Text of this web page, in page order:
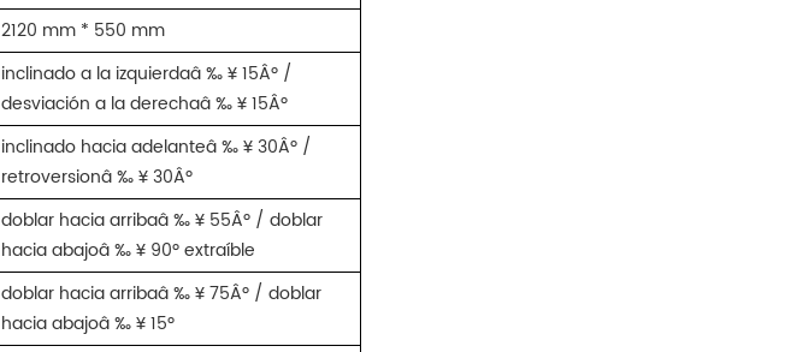
2120 mm * 550 mm
inclinado a la izquierdaâ ‰ ¥ 15Âº /
desviación a la derechaâ ‰ ¥ 15Âº
inclinado hacia adelanteâ ‰ ¥ 30Âº /
retroversionâ ‰ ¥ 30Âº
doblar hacia arribaâ ‰ ¥ 55Âº / doblar
hacia abajoâ ‰ ¥ 90º extraíble
doblar hacia arribaâ ‰ ¥ 75Âº / doblar
hacia abajoâ ‰ ¥ 15º